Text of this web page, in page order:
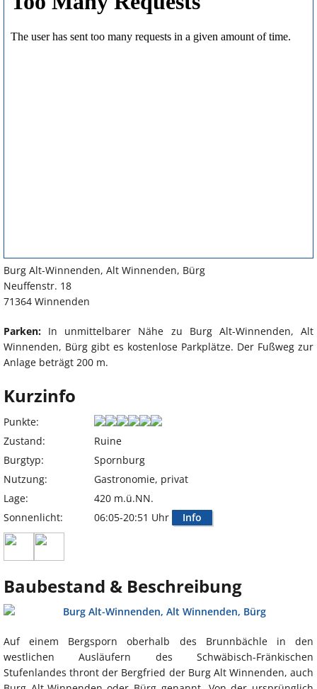
Burg Alt-Winnenden, Alt Winnenden, Bürg
Neuffenstr. 18
71364 Winnenden
Parken: In unmittelbarer Nähe zu Burg Alt-Winnenden, Alt
Winnenden, Bürg gibt es kostenlose Parkplätze. Der Fußweg zur
Anlage beträgt 200 m.
Kurzinfo
Punkte:
Zustand:
Ruine
Burgtyp:
Spornburg
Nutzung:
Gastronomie, privat
Lage:
420 m.ü.NN.
Sonnenlicht:
06:05-20:51 Uhr Info
Baubestand & Beschreibung
Auf einem Bergsporn oberhalb des Brunnbächle in den
westlichen Ausläufern des Schwäbisch-Fränkischen
Stufenlandes thront der Bergfried der Burg Alt Winnenden, auch